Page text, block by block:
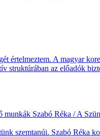
értelmeztem. A magyar
az előadók
Szabó Réka / A
szemtanúi. Szabó Réka